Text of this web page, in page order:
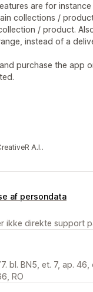
are for
collections /
/ product.
instead of a
purchase the app
A.I..
af persondata
ikke direkte support
bl. BN5, et. 7, ap. 46,
RO